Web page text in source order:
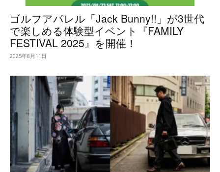
ゴルフアパレル「Jack Bunny!!」が3世代
で楽しめる体験型イベント『FAMILY
FESTIVAL 2025』を開催！
2025年8月11日